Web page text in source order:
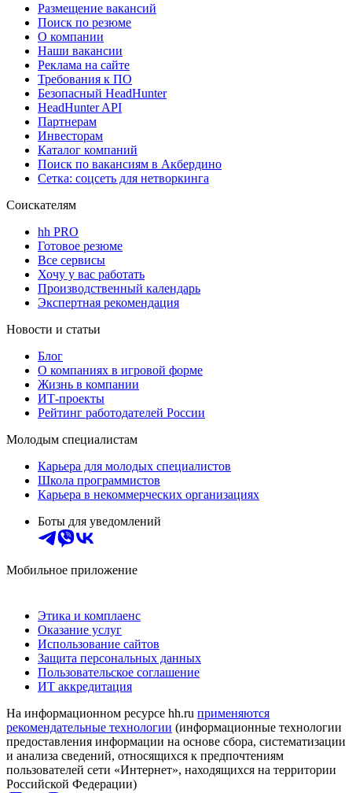
Размещение вакансий
Поиск по резюме
О компании
Наши вакансии
Реклама на сайте
Требования к ПО
Безопасный HeadHunter
HeadHunter API
Партнерам
Инвесторам
Каталог компаний
Поиск по вакансиям в Акбердино
Сетка: соцсеть для нетворкинга
Соискателям
hh PRO
Готовое резюме
Все сервисы
Хочу у вас работать
Производственный календарь
Экспертная рекомендация
Новости и статьи
Блог
О компаниях в игровой форме
Жизнь в компании
ИТ-проекты
Рейтинг работодателей России
Молодым специалистам
Карьера для молодых специалистов
Школа программистов
Карьера в некоммерческих организациях
Боты для уведомлений
Мобильное приложение
Этика и комплаенс
Оказание услуг
Использование сайтов
Защита персональных данных
Пользовательское соглашение
ИТ аккредитация
На информационном ресурсе hh.ru применяются
рекомендательные технологии (информационные технологии
предоставления информации на основе сбора, систематизации
и анализа сведений, относящихся к предпочтениям
пользователей сети «Интернет», находящихся на территории
Российской Федерации)